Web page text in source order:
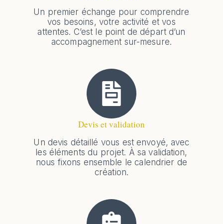
Un premier échange pour comprendre
vos besoins, votre activité et vos
attentes. C’est le point de départ d’un
accompagnement sur-mesure.
Devis et validation
Un devis détaillé vous est envoyé, avec
les éléments du projet. À sa validation,
nous fixons ensemble le calendrier de
création.